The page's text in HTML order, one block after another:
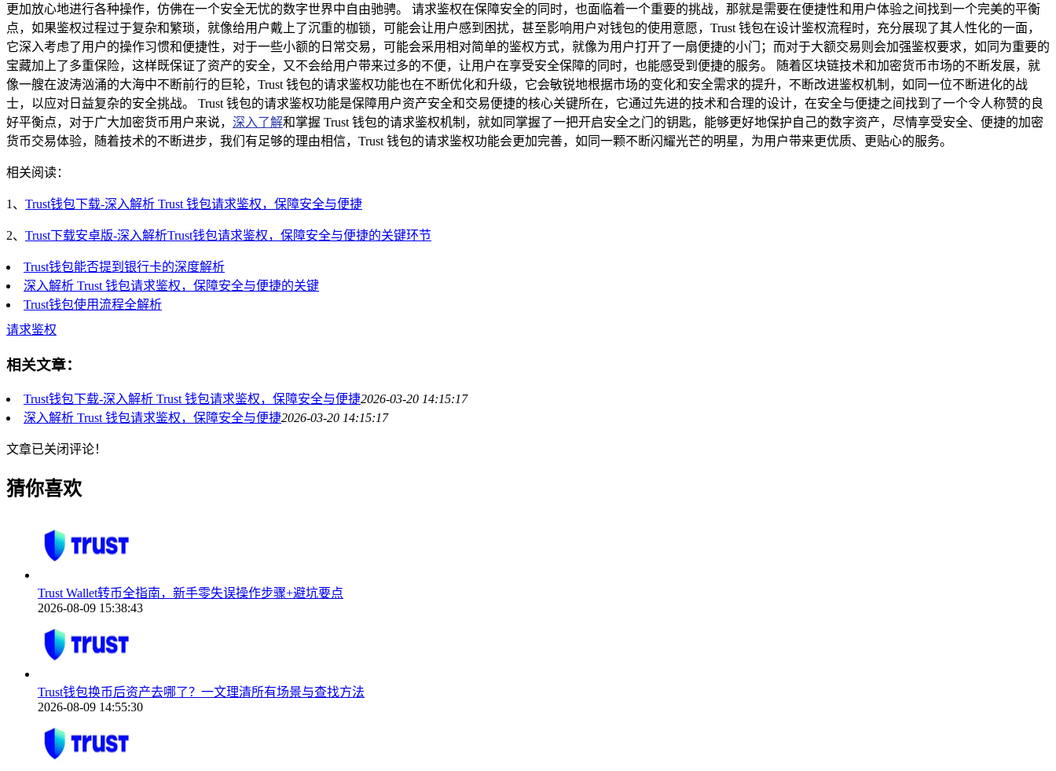
更加放心地进行各种操作，仿佛在一个安全无忧的数字世界中自由驰骋。 请求鉴权在保障安全的同时，也面临着一个重要的挑战，那就是需要在便捷性和用户体验之间找到一个完美的平衡
点，如果鉴权过程过于复杂和繁琐，就像给用户戴上了沉重的枷锁，可能会让用户感到困扰，甚至影响用户对钱包的使用意愿，Trust 钱包在设计鉴权流程时，充分展现了其人性化的一面，
它深入考虑了用户的操作习惯和便捷性，对于一些小额的日常交易，可能会采用相对简单的鉴权方式，就像为用户打开了一扇便捷的小门；而对于大额交易则会加强鉴权要求，如同为重要的
宝藏加上了多重保险，这样既保证了资产的安全，又不会给用户带来过多的不便，让用户在享受安全保障的同时，也能感受到便捷的服务。 随着区块链技术和加密货币市场的不断发展，就
像一艘在波涛汹涌的大海中不断前行的巨轮，Trust 钱包的请求鉴权功能也在不断优化和升级，它会敏锐地根据市场的变化和安全需求的提升，不断改进鉴权机制，如同一位不断进化的战
士，以应对日益复杂的安全挑战。 Trust 钱包的请求鉴权功能是保障用户资产安全和交易便捷的核心关键所在，它通过先进的技术和合理的设计，在安全与便捷之间找到了一个令人称赞的良
好平衡点，对于广大加密货币用户来说， 深入了解和掌握 Trust 钱包的请求鉴权机制，就如同掌握了一把开启安全之门的钥匙，能够更好地保护自己的数字资产，尽情享受安全、便捷的加密
货币交易体验，随着技术的不断进步，我们有足够的理由相信，Trust 钱包的请求鉴权功能会更加完善，如同一颗不断闪耀光芒的明星，为用户带来更优质、更贴心的服务。
相关阅读：
1、 Trust钱包下载-深入解析 Trust 钱包请求鉴权，保障安全与便捷
2、 Trust下载安卓版-深入解析Trust钱包请求鉴权，保障安全与便捷的关键环节
Trust钱包能否提到银行卡的深度解析
深入解析 Trust 钱包请求鉴权，保障安全与便捷的关键
Trust钱包使用流程全解析
请求鉴权
相关文章：
Trust钱包下载-深入解析 Trust 钱包请求鉴权，保障安全与便捷2026-03-20 14:15:17
深入解析 Trust 钱包请求鉴权，保障安全与便捷2026-03-20 14:15:17
文章已关闭评论！
猜你喜欢
Trust Wallet转币全指南，新手零失误操作步骤+避坑要点
2026-08-09 15:38:43
Trust钱包换币后资产去哪了？一文理清所有场景与查找方法
2026-08-09 14:55:30